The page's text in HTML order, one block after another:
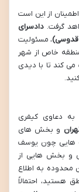
از این است
گرفت. دادسرای
، مسئولیت
خاص از شهر
کند تا با دیدی
به دعاوی کیفری
و بخش های
هایی چون یوسف
و بخش هایی از
محدوده به اطلاع
هستید، احتمالاً